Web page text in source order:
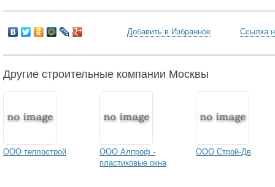
Добавить в Избранное Ссылка
Другие строительные компании Москвы
ООО теплострой
ООО Алпроф -
пластиковые окна
ООО Строй-Дв